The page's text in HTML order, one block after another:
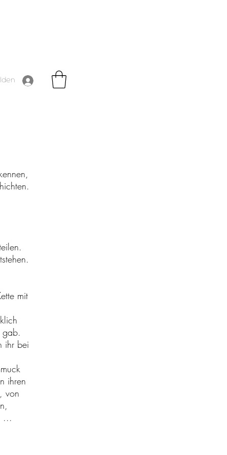
mit
gab.
ihr bei
ihren
von
...